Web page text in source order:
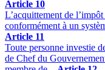
Article 10
L’acquittement de
conformément à un
Article 11
Toute personne investie
de Chef du